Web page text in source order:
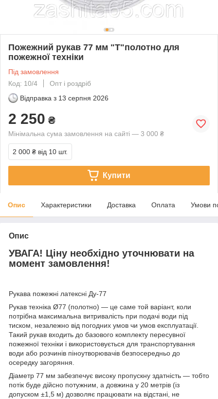
Пожежний рукав 77 мм "Т"полотно для
пожежної техніки
Під замовлення
Код: 10/4
Опт і роздріб
Відправка з 13 серпня 2026
2 250 ₴
Мінімальна сума замовлення на сайті — 3 000 ₴
2 000 ₴ від 10 шт.
Купити
Опис Характеристики Доставка Оплата Умови
Опис
УВАГА! Ціну необхідно уточнювати на
момент замовлення!
Рукава пожежні латексні Ду-77
Рукав техніка Ø77 (полотно) — це саме той варіант, коли
потрібна максимальна витривалість при подачі води під
тиском, незалежно від погодних умов чи умов експлуатації.
Такий рукав входить до базового комплекту пересувної
пожежної техніки і використовується для транспортування
води або розчинів піноутворювачів безпосередньо до
осередку загоряння.
Діаметр 77 мм забезпечує високу пропускну здатність — тобто
потік буде дійсно потужним, а довжина у 20 метрів (із
допуском ±1,5 м) дозволяє працювати на відстані, не